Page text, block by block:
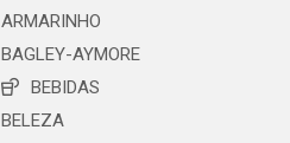
ARMARINHO
BAGLEY-AYMORE
BEBIDAS
BELEZA